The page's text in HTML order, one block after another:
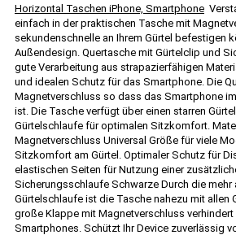
Horizontal Taschen iPhone, Smartphone
einfach in der praktischen Tasche mit
sekundenschnelle an Ihrem Gürtel befestigen
Außendesign. Quertasche mit Gürtelclip und
gute Verarbeitung aus strapazierfähigen
und idealen Schutz für das Smartphone. Die
Magnetverschluss so dass das Smartphone
ist. Die Tasche verfügt über einen starren
Gürtelschlaufe für optimalen Sitzkomfort.
Magnetverschluss Universal Größe für viele
Sitzkomfort am Gürtel. Optimaler Schutz für
elastischen Seiten für Nutzung einer
Sicherungsschlaufe Schwarze Durch die mehr
Gürtelschlaufe ist die Tasche nahezu mit allen
große Klappe mit Magnetverschluss
Smartphones. Schützt Ihr Device zuverlässig